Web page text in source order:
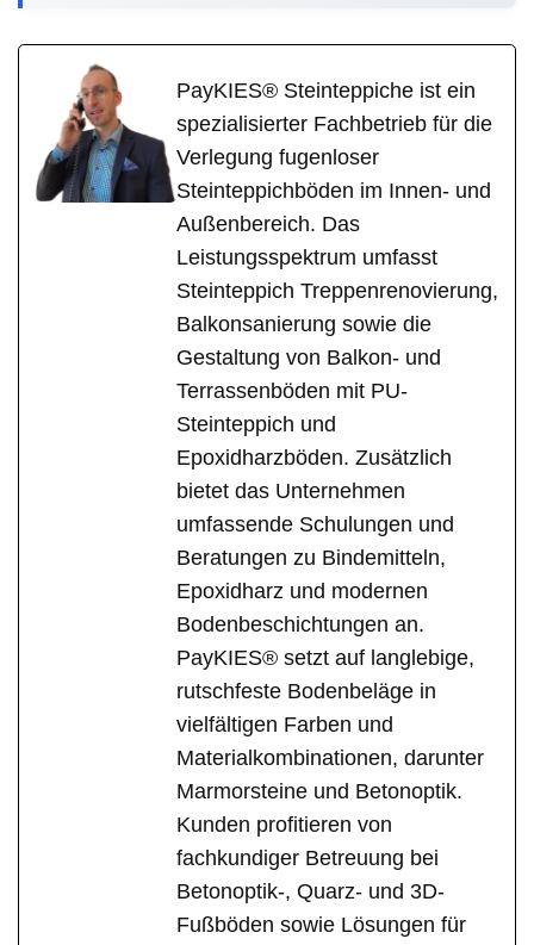
PayKIES® Steinteppiche ist ein
spezialisierter Fachbetrieb für die
Verlegung fugenloser
Steinteppichböden im Innen- und
Außenbereich. Das
Leistungsspektrum umfasst
Steinteppich Treppenrenovierung,
Balkonsanierung sowie die
Gestaltung von Balkon- und
Terrassenböden mit PU-
Steinteppich und
Epoxidharzböden. Zusätzlich
bietet das Unternehmen
umfassende Schulungen und
Beratungen zu Bindemitteln,
Epoxidharz und modernen
Bodenbeschichtungen an.
PayKIES® setzt auf langlebige,
rutschfeste Bodenbeläge in
vielfältigen Farben und
Materialkombinationen, darunter
Marmorsteine und Betonoptik.
Kunden profitieren von
fachkundiger Betreuung bei
Betonoptik-, Quarz- und 3D-
Fußböden sowie Lösungen für